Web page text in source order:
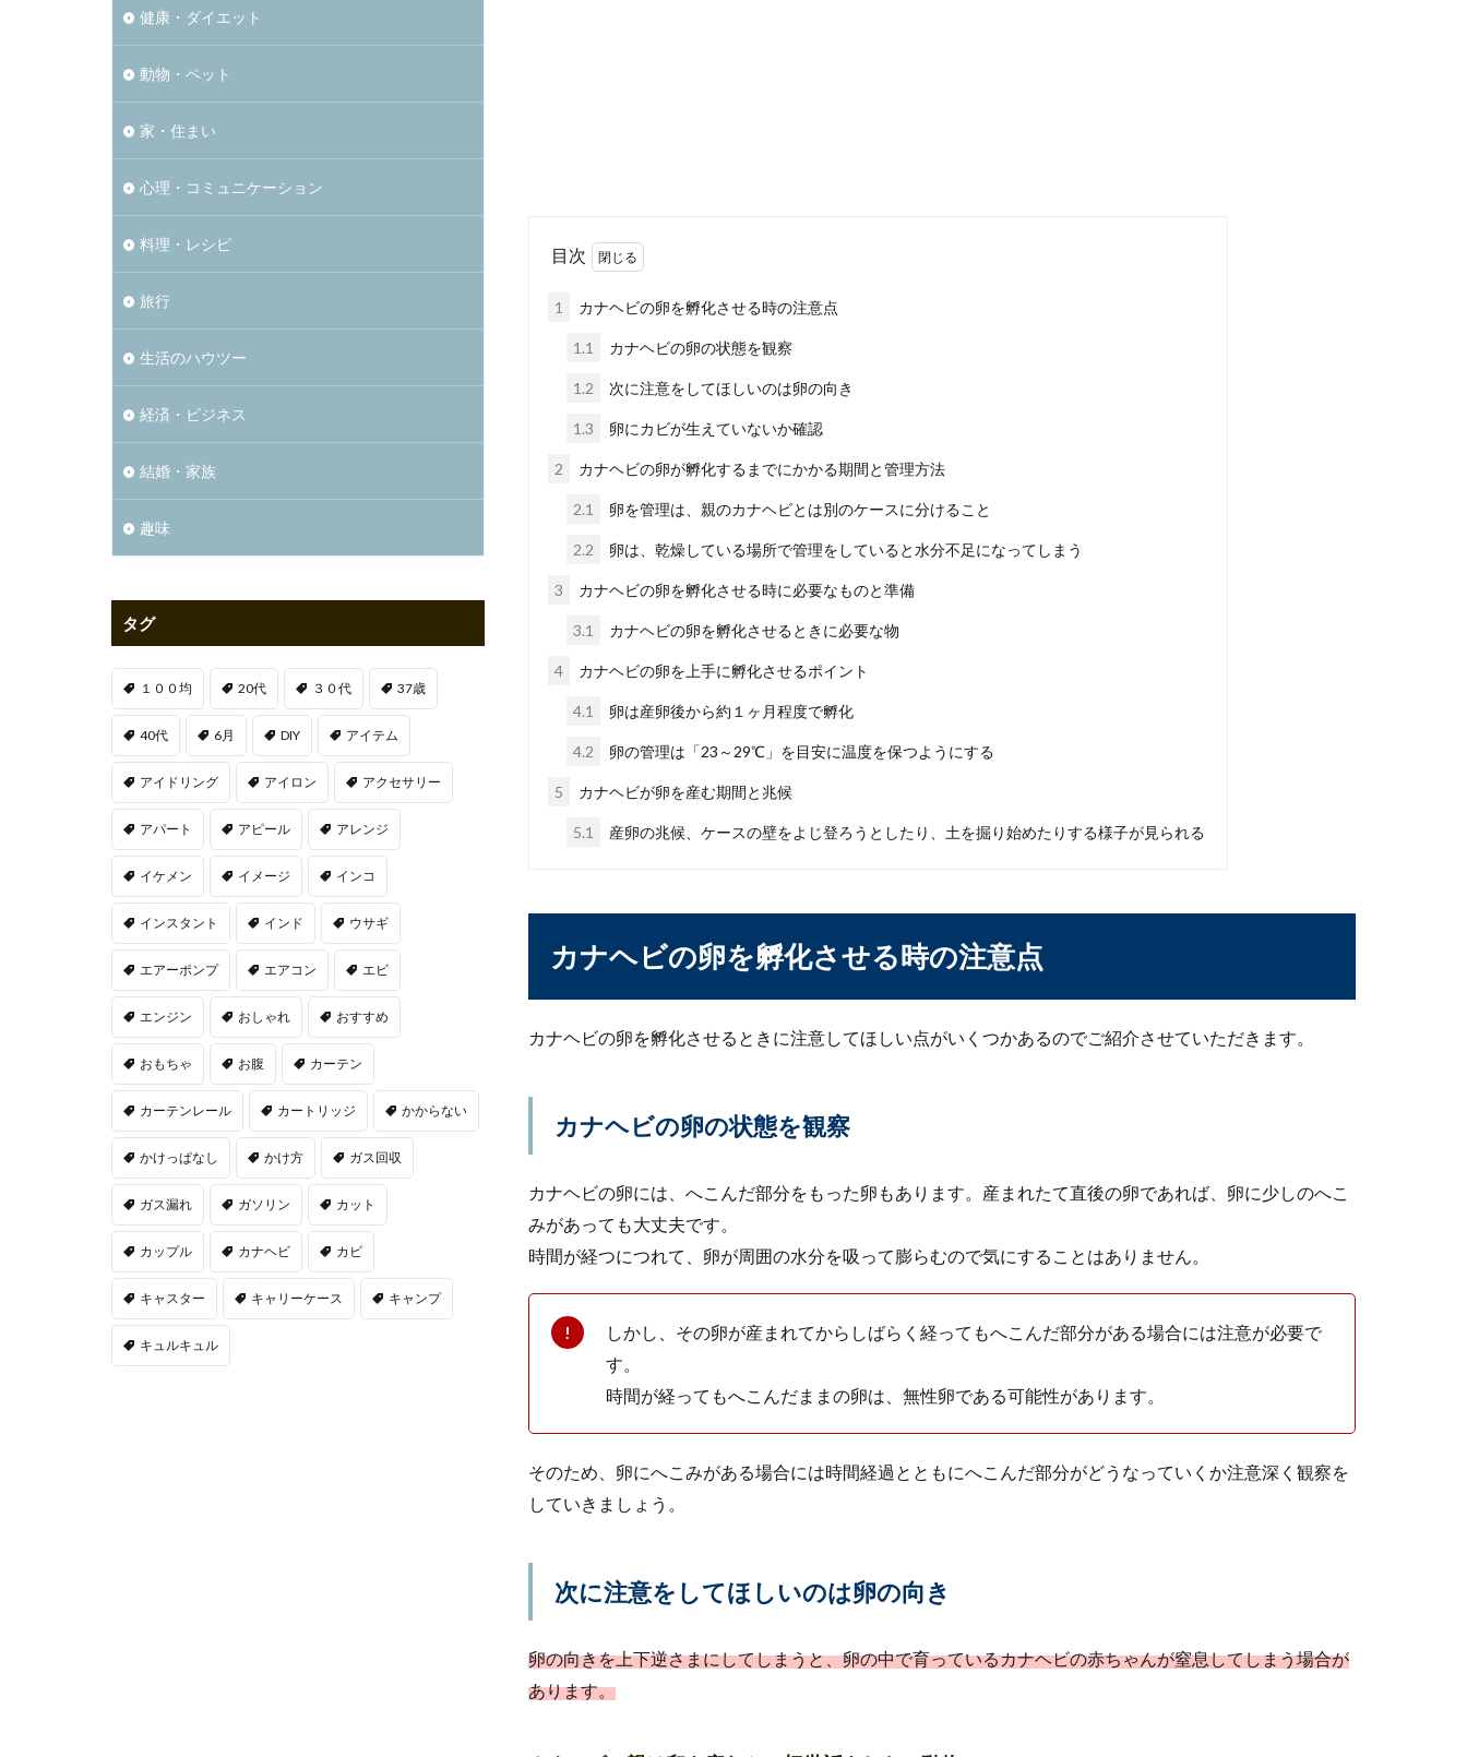
猫の出産はどのくらいの時間帯が多いのでしょうか？出産というと、なんとなく夜中や朝方とい
金魚の薬浴期間はどのくらい？薬浴の手順と飼育方法を解説
金魚が病気になってしまい、薬浴をさせて元気な状態に戻してあげたいと考えている飼い主さん
もいますよね。...
ベタの平均寿命とは？老衰症状が出た場合の注意点について
若い時は元気に水槽の中を泳いているベタ。少しでも長生きしてもらってかわいい姿を見ていた
いですよね。...
悪さに...
ミナミヌマエビとメダカの稚魚の混泳と混泳のメリットを解説
他の熱帯魚に比べ地味ながらもファンが多いコリドラス。コリドラスを飼育する際は、掃除がし
プラティの稚魚は親に食べられる事が！プラティの上手な繁殖方法
が増えていくの...
目次
1 カナヘビの卵を孵化させる時の注意点
1.1 カナヘビの卵の状態を観察
1.2 次に注意をしてほしいのは卵の向き
1.3 卵にカビが生えていないか確認
2 カナヘビの卵が孵化するまでにかかる期間と管理方法
2.1 卵を管理は、親のカナヘビとは別のケースに分けること
2.2 卵は、乾燥している場所で管理をしていると水分不足になってしまう
3 カナヘビの卵を孵化させる時に必要なものと準備
3.1 カナヘビの卵を孵化させるときに必要な物
4 カナヘビの卵を上手に孵化させるポイント
4.1 卵は産卵後から約１ヶ月程度で孵化
4.2 卵の管理は「23～29℃」を目安に温度を保つようにする
5 カナヘビが卵を産む期間と兆候
5.1 産卵の兆候、ケースの壁をよじ登ろうとしたり、土を掘り始めたりする様子が見られる
カナヘビの卵を孵化させる時の注意点
カナヘビの卵を孵化させるときに注意してほしい点がいくつかあるのでご紹介させていただきます。
カナヘビの卵の状態を観察
カナヘビの卵には、へこんだ部分をもった卵もあります。産まれたて直後の卵であれば、卵に少しのへこ
みがあっても大丈夫です。
時間が経つにつれて、卵が周囲の水分を吸って膨らむので気にすることはありません。
しかし、その卵が産まれてからしばらく経ってもへこんだ部分がある場合には注意が必要で
す。
時間が経ってもへこんだままの卵は、無性卵である可能性があります。
そのため、卵にへこみがある場合には時間経過とともにへこんだ部分がどうなっていくか注意深く観察を
していきましょう。
次に注意をしてほしいのは卵の向き
卵の向きを上下逆さまにしてしまうと、卵の中で育っているカナヘビの赤ちゃんが窒息してしまう場合が
あります。
健康・ダイエット
動物・ペット
家・住まい
心理・コミュニケーション
料理・レシピ
旅行
生活のハウツー
経済・ビジネス
結婚・家族
趣味
タグ
１００均 20代 ３０代 37歳
40代 6月 DIY アイテム
アイドリング アイロン アクセサリー
アパート アピール アレンジ
イケメン イメージ インコ
インスタント インド ウサギ
エアーポンプ エアコン エビ
エンジン おしゃれ おすすめ
おもちゃ お腹 カーテン
カーテンレール カートリッジ かからない
かけっぱなし かけ方 ガス回収
ガス漏れ ガソリン カット
カップル カナヘビ カビ
キャスター キャリーケース キャンプ
キュルキュル